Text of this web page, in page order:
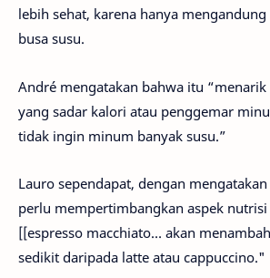
lebih sehat, karena hanya
busa susu.
André mengatakan bahwa itu
yang sadar kalori atau penggemar
tidak ingin minum banyak susu.”
Lauro sependapat, dengan
perlu mempertimbangkan aspek
[[espresso macchiato… akan
sedikit daripada latte atau cappuccino."